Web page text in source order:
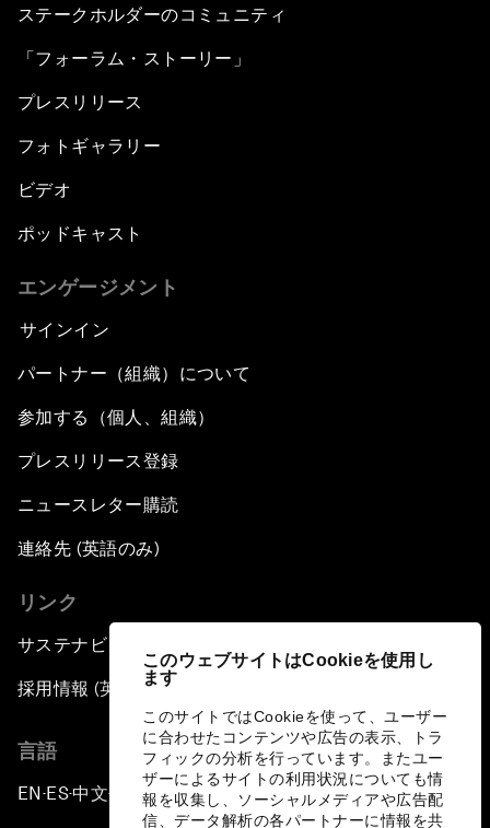
このウェブサイトはCookieを使用し
ます
このサイトではCookieを使って、ユーザー
に合わせたコンテンツや広告の表示、トラ
フィックの分析を行っています。またユー
ザーによるサイトの利用状況についても情
報を収集し、ソーシャルメディアや広告配
信、データ解析の各パートナーに情報を共
ステークホルダーのコミュニティ
「フォーラム・ストーリー」
プレスリリース
フォトギャラリー
ビデオ
ポッドキャスト
エンゲージメント
サインイン
パートナー（組織）について
参加する（個人、組織）
プレスリリース登録
ニュースレター購読
連絡先 (英語のみ)
リンク
サステナビリティへの取り組み
採用情報 (英語のみ)
言語
EN ▪ ES▪中文▪ 日本語